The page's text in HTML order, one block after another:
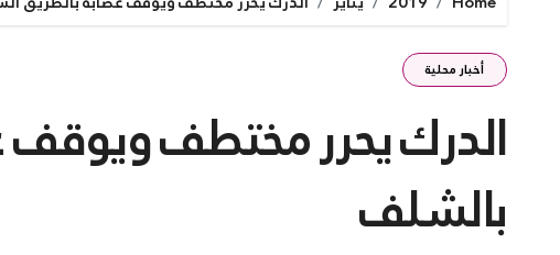
أخبار محلية
الدرك يحرر مختطف ويوقف
بالشلف